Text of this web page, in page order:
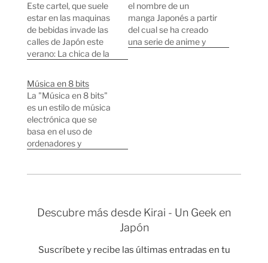
Este cartel, que suele
estar en las maquinas
de bebidas invade las
calles de Japón este
verano: La chica de la
Jpop que va a cumplir
24 años dentro de
poco. Empezó a
hacerse famosa hace
tres años gracias a
que…
el nombre de un
manga Japonés a partir
del cual se ha creado
una serie de anime y
Música en 8 bits
La "Música en 8 bits"
es un estilo de música
electrónica que se
basa en el uso de
ordenadores y
es uno de los países
Descubre más desde Kirai - Un Geek en
Japón
Suscríbete y recibe las últimas entradas en tu